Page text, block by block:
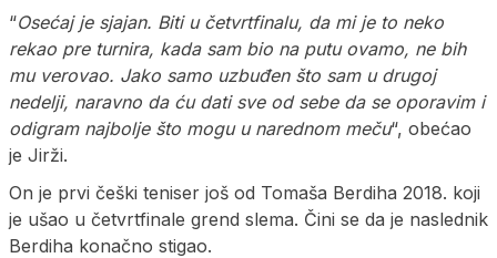
“Osećaj je sjajan. Biti u četvrtfinalu, da mi je to neko
rekao pre turnira, kada sam bio na putu ovamo, ne bih
mu verovao. Jako samo uzbuđen što sam u drugoj
nedelji, naravno da ću dati sve od sebe da se oporavim i
odigram najbolje što mogu u narednom meču“, obećao
je Jirži.
On je prvi češki teniser još od Tomaša Berdiha 2018. koji
je ušao u četvrtfinale grend slema. Čini se da je naslednik
Berdiha konačno stigao.